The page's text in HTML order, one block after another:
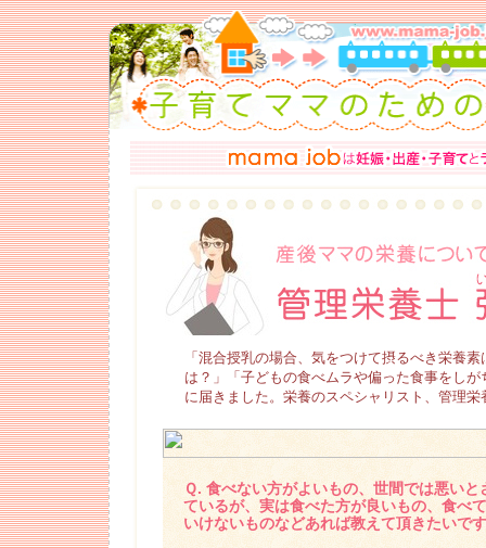
「混合授乳の場合、気をつけて摂るべき栄養
は？」「子どもの食べムラや偏った食事をし
に届きました。栄養のスペシャリスト、管理
Ｑ. 食べない方がよいもの、世間では悪いと
ているが、実は食べた方が良いもの、食べ
いけないものなどあれば教えて頂きたいで